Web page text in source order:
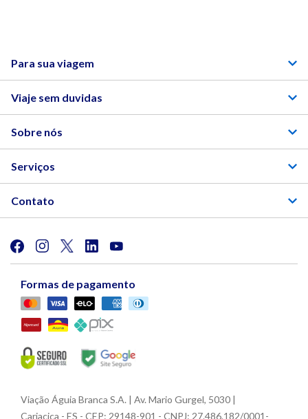
Para sua viagem
Viaje sem duvidas
Sobre nós
Serviços
Contato
Formas de pagamento
Viação Águia Branca S.A. | Av. Mario Gurgel, 5030 |
Cariacica - ES - CEP: 29148-901 - CNPJ: 27.486.182/0001-